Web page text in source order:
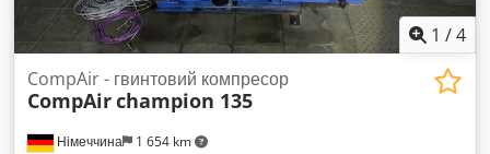
1 /4
Німеччина 1 654 km
CompAir - гвинтовий компресор
CompAirchampion 135